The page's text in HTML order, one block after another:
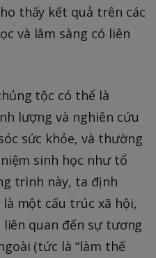
thấy kết quả trên các
và lâm sàng có liên
tộc có thể là
lượng và nghiên cứu
sức khỏe, và thường
sinh học như tổ
trình này, ta định
một cấu trúc xã hội,
quan đến sự tương
(tức là “làm thế